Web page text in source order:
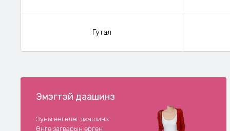
Гутал
Эмэгтэй даашинз
Зуны өнгөлөг даашинз
Өнгө загварын өргөн